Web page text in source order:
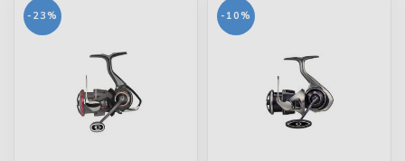
-23% -10%